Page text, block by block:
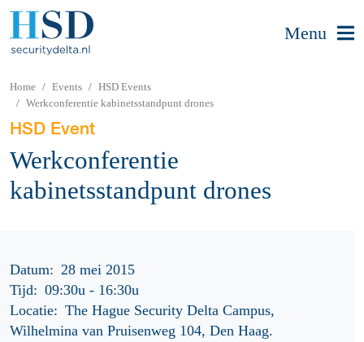
Menu
Home Events
HSD Events
Werkconferentie kabinetsstandpunt drones
HSD Event
Werkconferentie
kabinetsstandpunt drones
Datum: 28 mei 2015
Tijd: 09:30u- 16:30u
Locatie: The Hague Security Delta Campus,
Wilhelmina van Pruisenweg 104, Den Haag.